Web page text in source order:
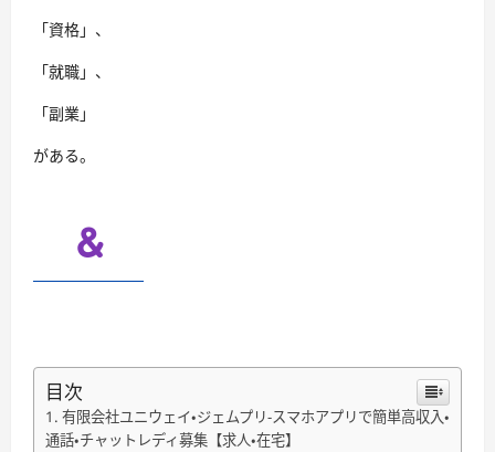
「資格」、
「就職」、
「副業」
がある。
目次
有限会社ユニウェイ・ジェムプリ-スマホアプリで簡単高収入・
通話・チャットレディ募集【求人・在宅】